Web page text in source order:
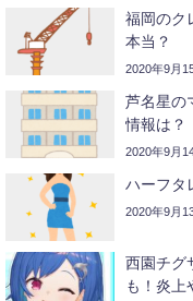
福岡のク
本当？
2020年9月
芦名星の
情報は？
2020年9月
ハーフタ
2020年9月
西園チグ
も！炎上